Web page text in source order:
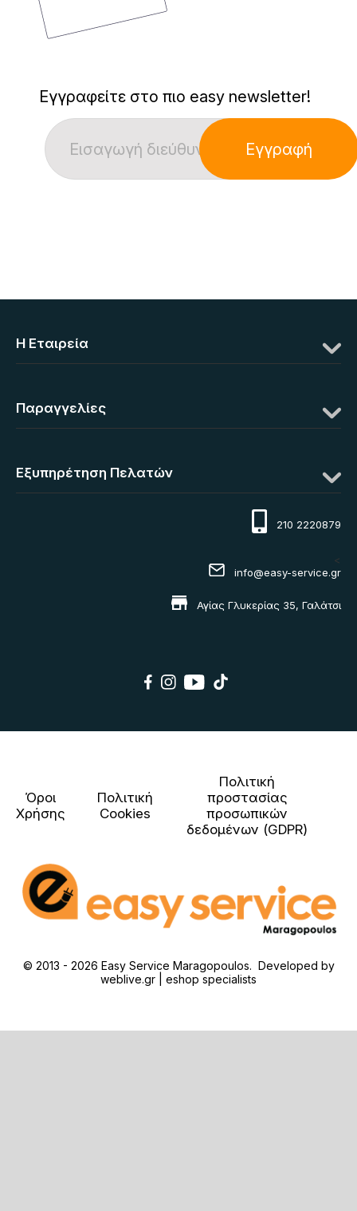
Εγγραφείτε στο πιο easy newsletter!
Εγγραφή
Η Eταιρεία
Παραγγελίες
Εξυπηρέτηση Πελατών
210 2220879
<
info@easy-service.gr
Αγίας Γλυκερίας 35, Γαλάτσι
Όροι
Χρήσης
Πολιτική
Cookies
Πολιτική
προστασίας
προσωπικών
δεδομένων (GDPR)
© 2013 - 2026 Easy Service Maragopoulos. Developed by
weblive.gr | eshop specialists